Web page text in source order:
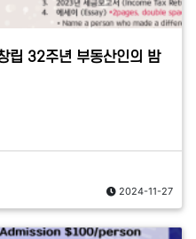
립 32주년 부동산인의 밤
2024-11-27